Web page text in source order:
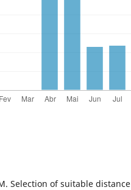
M. Selection of suitable distance